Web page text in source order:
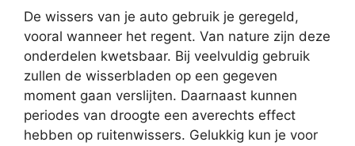
De wissers van je auto gebruik je geregeld,
vooral wanneer het regent. Van nature zijn deze
onderdelen kwetsbaar. Bij veelvuldig gebruik
zullen de wisserbladen op een gegeven
moment gaan verslijten. Daarnaast kunnen
periodes van droogte een averechts effect
hebben op ruitenwissers. Gelukkig kun je voor